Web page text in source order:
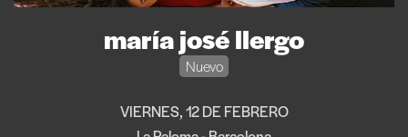
maría josé llergo
Nuevo
VIERNES, 12 DE FEBRERO